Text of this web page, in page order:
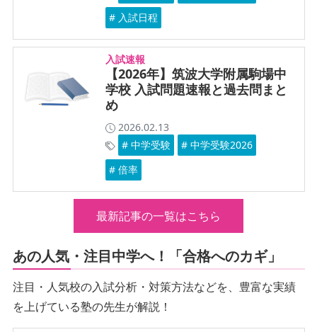
# 入試日程
入試速報
【2026年】筑波大学附属駒場中
学校 入試問題速報と過去問まと
め
2026.02.13
# 中学受験
# 中学受験2026
# 倍率
最新記事の一覧はこちら
あの人気・注目中学へ！「合格へのカギ」
注目・人気校の入試分析・対策方法などを、豊富な実績
を上げている塾の先生が解説！